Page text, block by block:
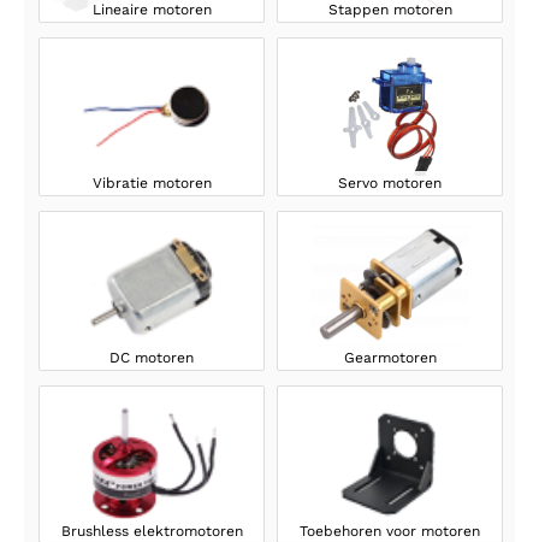
Lineaire motoren Stappen motoren
Vibratie motoren Servo motoren
DC motoren Gearmotoren
Brushless elektromotoren Toebehoren voor motoren